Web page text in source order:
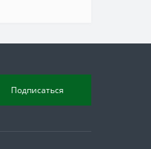
Подписаться